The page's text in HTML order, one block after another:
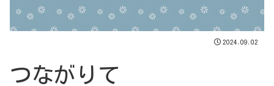
2024.09.02
つながりて